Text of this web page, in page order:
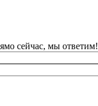
сейчас, мы ответим!